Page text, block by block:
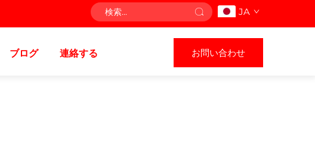
JA
ブログ 連絡する お問い合わせ